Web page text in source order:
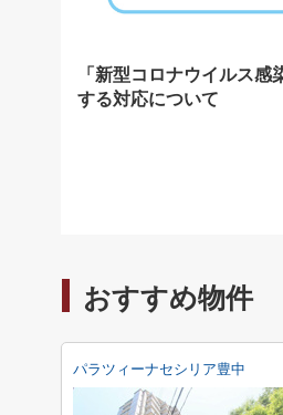
「新型コロナウイルス感
する対応について
おすすめ物件
パラツィーナセシリア豊中